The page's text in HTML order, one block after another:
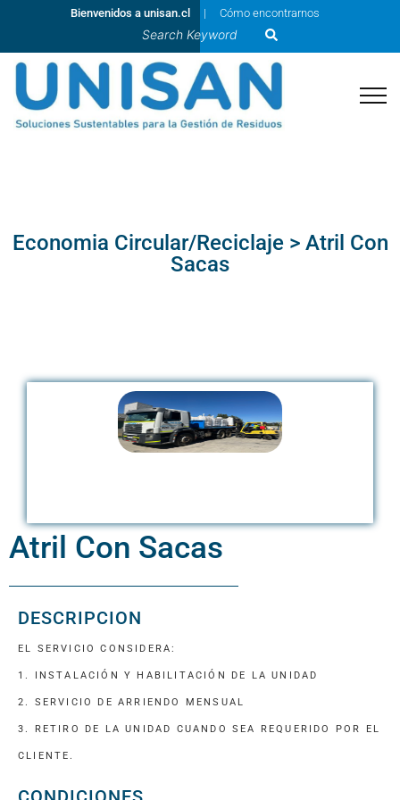
Bienvenidos a unisan.cl Cómo encontrarnos
Economia Circular/Reciclaje > Atril Con
Sacas
Atril Con Sacas
DESCRIPCION
EL SERVICIO CONSIDERA:
1. INSTALACIÓN Y HABILITACIÓN DE LA UNIDAD
2. SERVICIO DE ARRIENDO MENSUAL
3. RETIRO DE LA UNIDAD CUANDO SEA REQUERIDO POR EL
CLIENTE.